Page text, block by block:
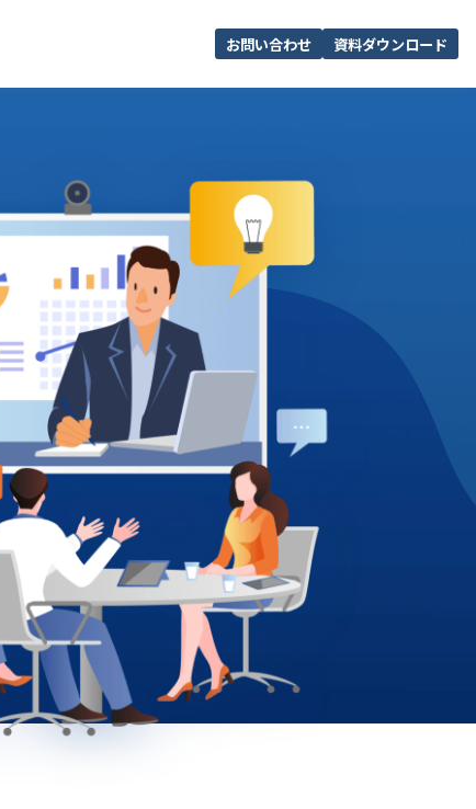
お問い合わせ 資料ダウンロード